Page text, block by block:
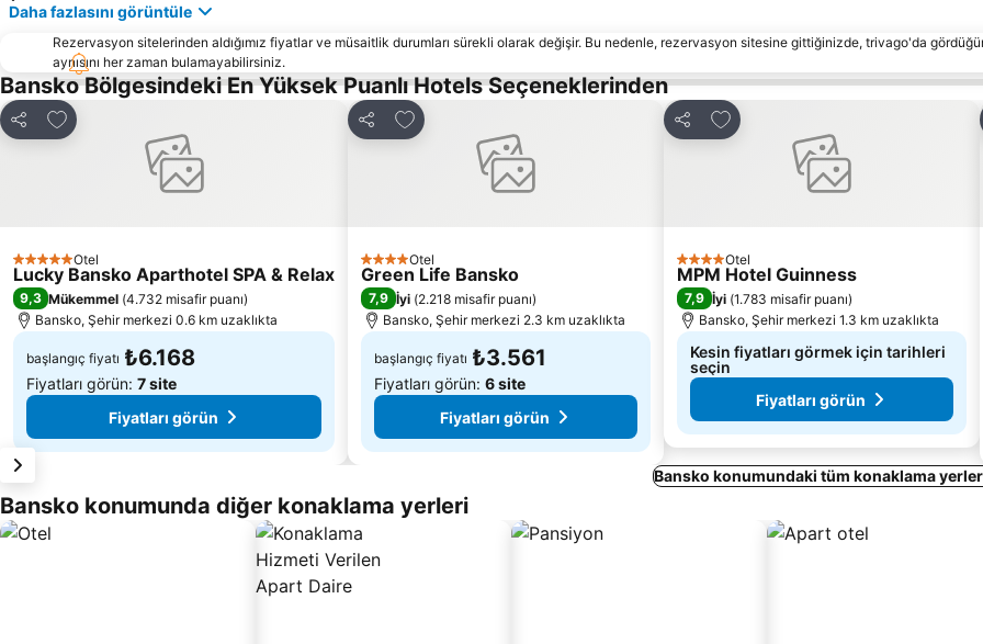
Daha fazlasını görüntüle
Rezervasyon sitelerinden aldığımız fiyatlar ve müsaitlik durumları sürekli olarak değişir. Bu nedenle, rezervasyon sitesine gittiğinizde, trivago'da
aynısını her zaman bulamayabilirsiniz.
Bansko Bölgesindeki En Yüksek Puanlı Hotels Seçeneklerinden
Paylaş
Favorilerime ekle
5 Yıldız Otel
Lucky Bansko Aparthotel SPA & Relax
9,3 Mükemmel (4.732 misafir puanı)
Bansko, Şehir merkezi 0.6 km uzaklıkta
başlangıç fiyatı ₺6.168
Fiyatları görün: 7 site
Fiyatları görün
Paylaş
Favorilerime ekle
4 YıldızOtel
Green Life Bansko
7,9 İyi (2.218 misafir puanı)
Bansko, Şehir merkezi 2.3 km uzaklıkta
başlangıç fiyatı ₺3.561
Fiyatları görün: 6 site
Fiyatları görün
Paylaş
Favorilerime ekle
4 YıldızOtel
MPM Hotel Guinness
7,9 İyi (1.783 misafir puanı)
Bansko, Şehir merkezi 1.3 km uzaklıkta
Kesin fiyatları görmek için tarihleri
seçin
Fiyatları görün
Bansko konumundaki tüm konaklama
Bansko konumunda diğer konaklama yerleri